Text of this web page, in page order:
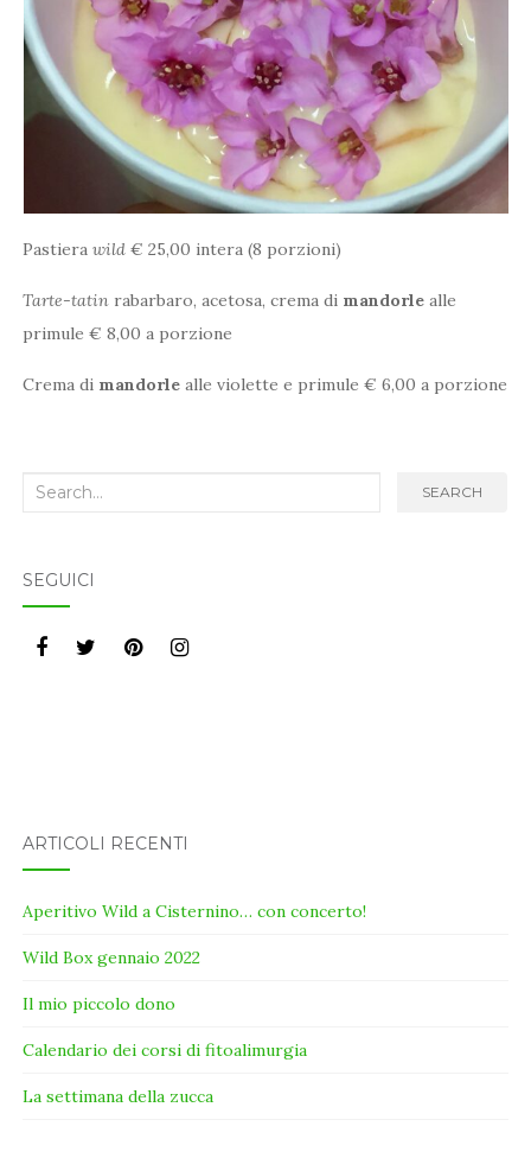
Pastierawild € 25,00 intera (8 porzioni)
Tarte-tatin rabarbaro, acetosa, crema di mandorle alle
primule € 8,00 a porzione
Crema di mandorle alle violette e primule € 6,00 a porzione
Search
SEARCH
SEGUICI
ARTICOLI RECENTI
Aperitivo Wild a Cisternino… con concerto!
Wild Box gennaio 2022
Il mio piccolo dono
Calendario dei corsi di fitoalimurgia
La settimana della zucca